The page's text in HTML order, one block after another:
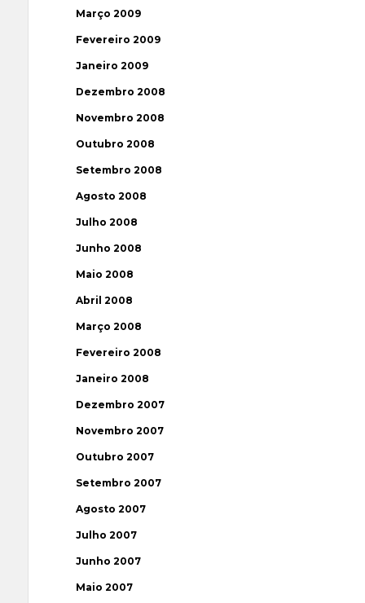
Março 2009
Fevereiro 2009
Janeiro 2009
Dezembro 2008
Novembro 2008
Outubro 2008
Setembro 2008
Agosto 2008
Julho 2008
Junho 2008
Maio 2008
Abril 2008
Março 2008
Fevereiro 2008
Janeiro 2008
Dezembro 2007
Novembro 2007
Outubro 2007
Setembro 2007
Agosto 2007
Julho 2007
Junho 2007
Maio 2007